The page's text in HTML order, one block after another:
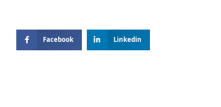
Facebook Linkedin